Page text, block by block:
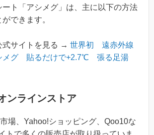
ト「アシメグ」は、主に以下の方法
できます。
式サイトを見る → 世界初 遠赤外線
メグ 貼るだけで+2.7℃ 張る足湯
ンラインストア
場、Yahoo!ショッピング、Qoo10な